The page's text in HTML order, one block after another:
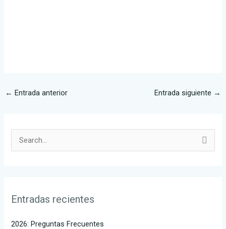
← Entrada anterior Entrada siguiente →
a
Entradas recientes
2026: Preguntas Frecuentes